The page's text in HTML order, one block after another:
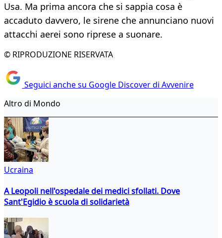
Usa. Ma prima ancora che si sappia cosa è
accaduto davvero, le sirene che annunciano nuovi
attacchi aerei sono riprese a suonare.
© RIPRODUZIONE RISERVATA
Seguici anche su Google Discover di Avvenire
Altro di Mondo
Ucraina
A Leopoli nell'ospedale dei medici sfollati. Dove
Sant'Egidio è scuola di solidarietà